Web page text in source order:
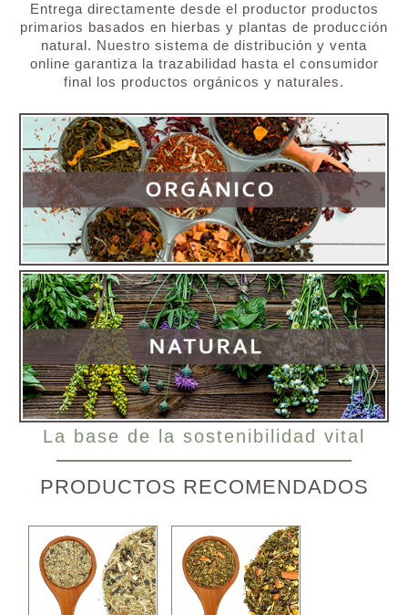
Entrega directamente desde el productor productos
primarios basados en hierbas y plantas de producción
natural. Nuestro sistema de distribución y venta
online garantiza la trazabilidad hasta el consumidor
final los productos orgánicos y naturales.
La base de la sostenibilidad vital
PRODUCTOS RECOMENDADOS